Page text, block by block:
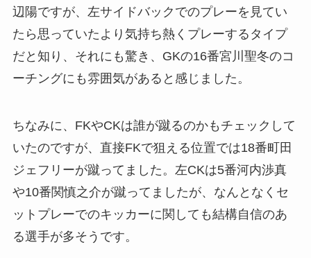
辺陽ですが、左サイドバックでのプレーを見てい
たら思っていたより気持ち熱くプレーするタイプ
だと知り、それにも驚き、GKの16番宮川聖冬のコ
ーチングにも雰囲気があると感じました。
ちなみに、FKやCKは誰が蹴るのかもチェックして
いたのですが、直接FKで狙える位置では18番町田
ジェフリーが蹴ってました。左CKは5番河内渉真
や10番関慎之介が蹴ってましたが、なんとなくセ
ットプレーでのキッカーに関しても結構自信のあ
る選手が多そうです。